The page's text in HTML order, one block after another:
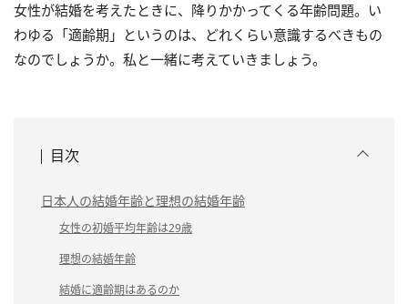
女性が結婚を考えたときに、降りかかってくる年齢問題。い
わゆる「適齢期」というのは、どれくらい意識するべきもの
なのでしょうか。私と一緒に考えていきましょう。
目次
日本人の結婚年齢と理想の結婚年齢
女性の初婚平均年齢は29歳
理想の結婚年齢
結婚に適齢期はあるのか